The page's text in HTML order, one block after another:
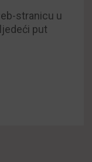
stranicu u
put